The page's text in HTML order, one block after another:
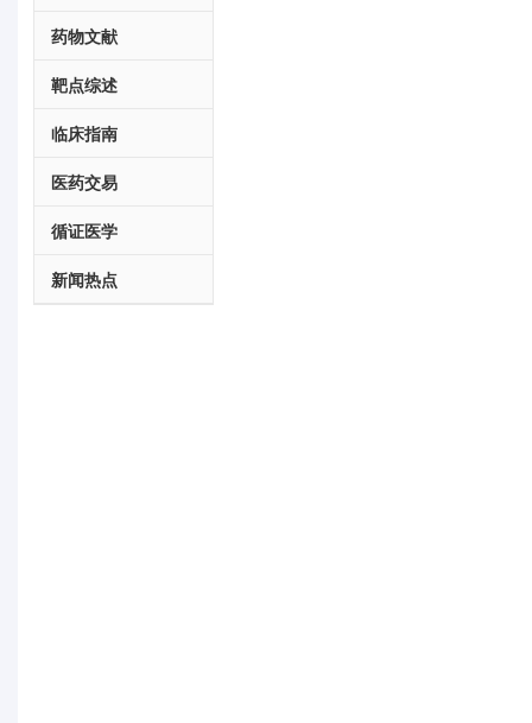
药物文献
靶点综述
临床指南
医药交易
循证医学
新闻热点